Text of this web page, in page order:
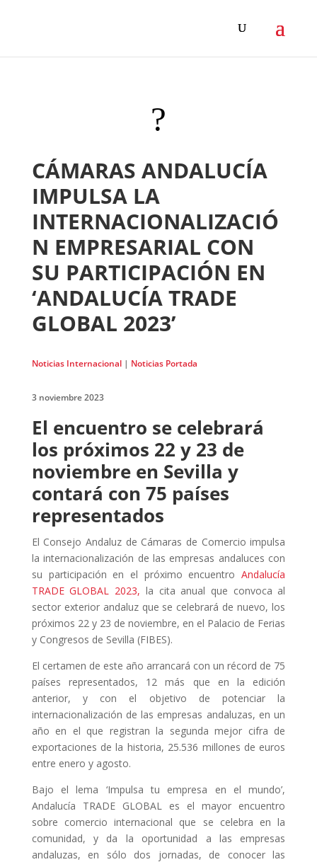
?
CÁMARAS ANDALUCÍA
IMPULSA LA
INTERNACIONALIZACIÓ
N EMPRESARIAL CON
SU PARTICIPACIÓN EN
‘ANDALUCÍA TRADE
GLOBAL 2023’
Noticias Internacional| Noticias Portada
3 noviembre 2023
El encuentro se celebrará
los próximos 22 y 23 de
noviembre en Sevilla y
contará con 75 países
representados
El Consejo Andaluz de Cámaras de Comercio impulsa
la internacionalización de las empresas andaluces con
su participación en el próximo encuentroAndalucía
TRADE GLOBAL 2023, la cita anual que convoca al
sector exterior andaluz que se celebrará de nuevo, los
próximos 22 y 23 de noviembre, en el Palacio de Ferias
y Congresos de Sevilla (FIBES).
El certamen de este año arrancará con un récord de 75
países representados, 12 más que en la edición
anterior, y con el objetivo de potenciar la
internacionalización de las empresas andaluzas, en un
año en el que registran la segunda mejor cifra de
exportaciones de la historia, 25.536 millones de euros
entre enero y agosto.
Bajo el lema ‘Impulsa tu empresa en el mundo’,
Andalucía TRADE GLOBAL es el mayor encuentro
sobre comercio internacional que se celebra en la
comunidad, y da la oportunidad a las empresas
andaluzas, en sólo dos jornadas, de conocer las